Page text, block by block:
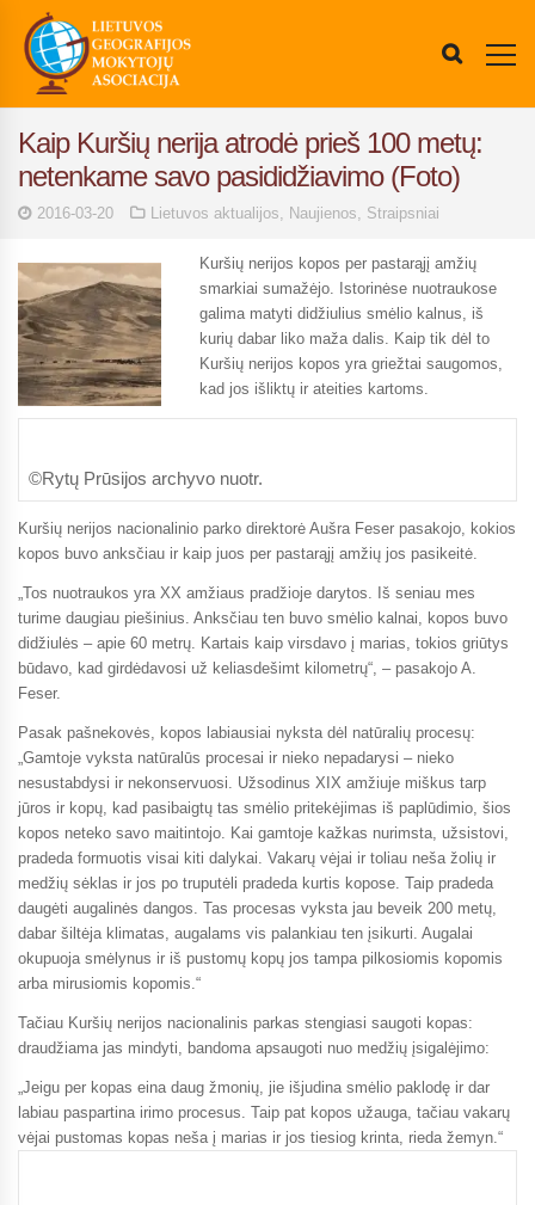
Kaip Kuršių nerija atrodė prieš 100 metų:
netenkame savo pasididžiavimo (Foto)
2016-03-20 Lietuvos aktualijos, Naujienos, Straipsniai
Kuršių nerijos kopos per pastarąjį amžių
smarkiai sumažėjo. Istorinėse nuotraukose
galima matyti didžiulius smėlio kalnus, iš
kurių dabar liko maža dalis. Kaip tik dėl to
Kuršių nerijos kopos yra griežtai saugomos,
kad jos išliktų ir ateities kartoms.
©Rytų Prūsijos archyvo nuotr.
Kuršių nerijos nacionalinio parko direktorė Aušra Feser pasakojo, kokios
kopos buvo anksčiau ir kaip juos per pastarąjį amžių jos pasikeitė.
„Tos nuotraukos yra XX amžiaus pradžioje darytos. Iš seniau mes
turime daugiau piešinius. Anksčiau ten buvo smėlio kalnai, kopos buvo
didžiulės – apie 60 metrų. Kartais kaip virsdavo į marias, tokios griūtys
būdavo, kad girdėdavosi už keliasdešimt kilometrų“, – pasakojo A.
Feser.
Pasak pašnekovės, kopos labiausiai nyksta dėl natūralių procesų:
„Gamtoje vyksta natūralūs procesai ir nieko nepadarysi – nieko
nesustabdysi ir nekonservuosi. Užsodinus XIX amžiuje miškus tarp
jūros ir kopų, kad pasibaigtų tas smėlio pritekėjimas iš paplūdimio, šios
kopos neteko savo maitintojo. Kai gamtoje kažkas nurimsta, užsistovi,
pradeda formuotis visai kiti dalykai. Vakarų vėjai ir toliau neša žolių ir
medžių sėklas ir jos po truputėli pradeda kurtis kopose. Taip pradeda
daugėti augalinės dangos. Tas procesas vyksta jau beveik 200 metų,
dabar šiltėja klimatas, augalams vis palankiau ten įsikurti. Augalai
okupuoja smėlynus ir iš pustomų kopų jos tampa pilkosiomis kopomis
arba mirusiomis kopomis.“
Tačiau Kuršių nerijos nacionalinis parkas stengiasi saugoti kopas:
draudžiama jas mindyti, bandoma apsaugoti nuo medžių įsigalėjimo:
„Jeigu per kopas eina daug žmonių, jie išjudina smėlio paklodę ir dar
labiau paspartina irimo procesus. Taip pat kopos užauga, tačiau vakarų
vėjai pustomas kopas neša į marias ir jos tiesiog krinta, rieda žemyn.“